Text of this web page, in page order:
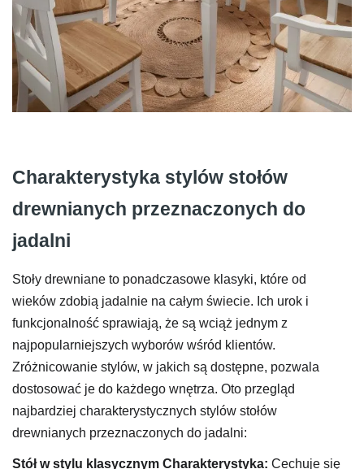
Charakterystyka stylów stołów
drewnianych przeznaczonych do
jadalni
Stoły drewniane to ponadczasowe klasyki, które od
wieków zdobią jadalnie na całym świecie. Ich urok i
funkcjonalność sprawiają, że są wciąż jednym z
najpopularniejszych wyborów wśród klientów.
Zróżnicowanie stylów, w jakich są dostępne, pozwala
dostosować je do każdego wnętrza. Oto przegląd
najbardziej charakterystycznych stylów stołów
drewnianych przeznaczonych do jadalni:
Stół w stylu klasycznym Charakterystyka: Cechuje się